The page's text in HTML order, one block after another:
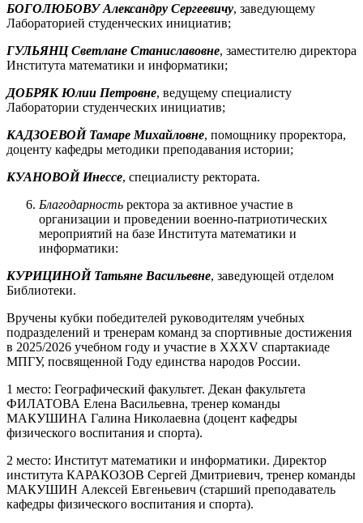
БОГОЛЮБОВУ Александру Сергеевичу, заведующему
Лабораторией студенческих инициатив;
ГУЛЬЯНЦ Светлане Станиславовне, заместителю директора
Института математики и информатики;
ДОБРЯК Юлии Петровне, ведущему специалисту
Лаборатории студенческих инициатив;
КАДЗОЕВОЙ Тамаре Михайловне, помощнику проректора,
доценту кафедры методики преподавания истории;
КУАНОВОЙ Инессе, специалисту ректората.
Благодарность ректора за активное участие в
организации и проведении военно-патриотических
мероприятий на базе Института математики и
информатики:
КУРИЦИНОЙ Татьяне Васильевне, заведующей отделом
Библиотеки.
Вручены кубки победителей руководителям учебных
подразделений и тренерам команд за спортивные достижения
в 2025/2026 учебном году и участие в XXXV спартакиаде
МПГУ, посвященной Году единства народов России.
1 место: Географический факультет. Декан факультета
ФИЛАТОВА Елена Васильевна, тренер команды
МАКУШИНА Галина Николаевна (доцент кафедры
физического воспитания и спорта).
2 место: Институт математики и информатики. Директор
института КАРАКОЗОВ Сергей Дмитриевич, тренер команды
МАКУШИН Алексей Евгеньевич (старший преподаватель
кафедры физического воспитания и спорта).